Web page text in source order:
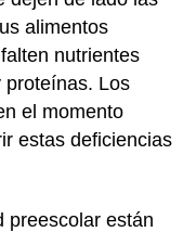
alimentos
nutrientes
proteínas. Los
el momento
estas deficiencias
preescolar están